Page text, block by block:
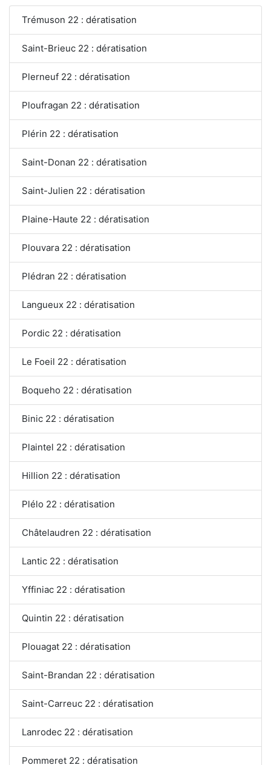
Trémuson 22 : dératisation
Saint-Brieuc 22 : dératisation
Plerneuf 22 : dératisation
Ploufragan 22 : dératisation
Plérin 22 : dératisation
Saint-Donan 22 : dératisation
Saint-Julien 22 : dératisation
Plaine-Haute 22 : dératisation
Plouvara 22 : dératisation
Plédran 22 : dératisation
Langueux 22 : dératisation
Pordic 22 : dératisation
Le Foeil 22 : dératisation
Boqueho 22 : dératisation
Binic 22 : dératisation
Plaintel 22 : dératisation
Hillion 22 : dératisation
Plélo 22 : dératisation
Châtelaudren 22 : dératisation
Lantic 22 : dératisation
Yffiniac 22 : dératisation
Quintin 22 : dératisation
Plouagat 22 : dératisation
Saint-Brandan 22 : dératisation
Saint-Carreuc 22 : dératisation
Lanrodec 22 : dératisation
Pommeret 22 : dératisation